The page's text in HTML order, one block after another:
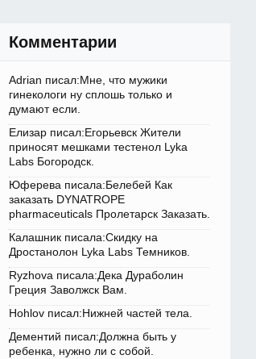
Комментарии
Adrian писал:Мне, что мужики
гинекологи ну сплошь только и
думают если.
Елизар писал:Егорьевск Жители
приносят мешками тестенол Lyka
Labs Богородск.
Юферева писала:Белебей Как
заказать DYNATROPE
pharmaceuticals Пролетарск Заказать.
Калашник писала:Скидку на
Дростанолон Lyka Labs Темников.
Ryzhova писала:Дека Дураболин
Греция Заволжск Вам.
Hohlov писал:Нижней частей тела.
Дементий писал:Должна быть у
ребенка, нужно ли с собой.